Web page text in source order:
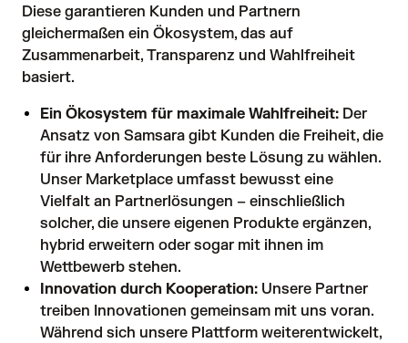
Diese garantieren Kunden und Partnern
gleichermaßen ein Ökosystem, das auf
Zusammenarbeit, Transparenz und Wahlfreiheit
basiert.
Ein Ökosystem für maximale Wahlfreiheit: Der
Ansatz von Samsara gibt Kunden die Freiheit, die
für ihre Anforderungen beste Lösung zu wählen.
Unser Marketplace umfasst bewusst eine
Vielfalt an Partnerlösungen – einschließlich
solcher, die unsere eigenen Produkte ergänzen,
hybrid erweitern oder sogar mit ihnen im
Wettbewerb stehen.
Innovation durch Kooperation: Unsere Partner
treiben Innovationen gemeinsam mit uns voran.
Während sich unsere Plattform weiterentwickelt,